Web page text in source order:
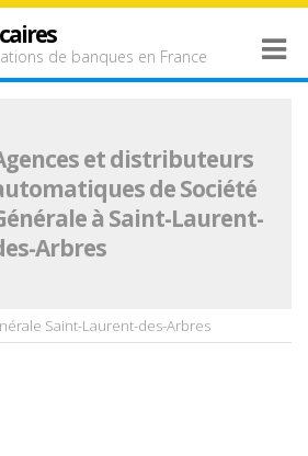
de banques en France
et distributeurs
de Société
à Saint-Laurent-
Arbres
Saint-Laurent-des-Arbres